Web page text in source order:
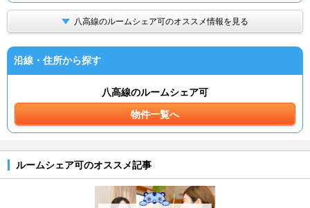
八高線のルームシェア可のオススメ情報を見る
沿線・住所から探す
八高線のルームシェア可
物件一覧へ
ルームシェア可のオススメ記事